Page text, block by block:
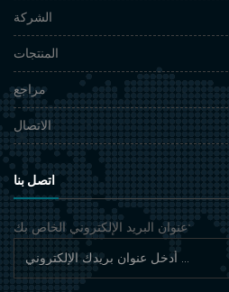
الشركة
المنتجات
مراجع
الاتصال
اتصل بنا
عنوان البريد الإلكتروني الخاص بك*